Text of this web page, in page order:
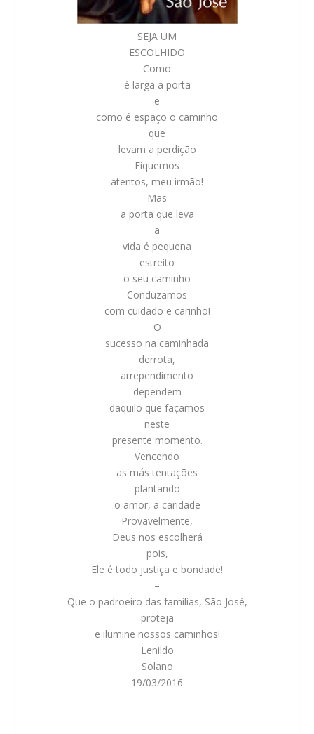
SEJA UM
ESCOLHIDO
Como
é larga a porta
e
como é espaço o caminho
que
levam a perdição
Fiquemos
atentos, meu irmão!
Mas
a porta que leva
a
vida é pequena
estreito
o seu caminho
Conduzamos
com cuidado e carinho!
O
sucesso na caminhada
derrota,
arrependimento
dependem
daquilo que façamos
neste
presente momento.
Vencendo
as más tentações
plantando
o amor, a caridade
Provavelmente,
Deus nos escolherá
pois,
Ele é todo justiça e bondade!
–
Que o padroeiro das famílias, São José,
proteja
e ilumine nossos caminhos!
Lenildo
Solano
19/03/2016